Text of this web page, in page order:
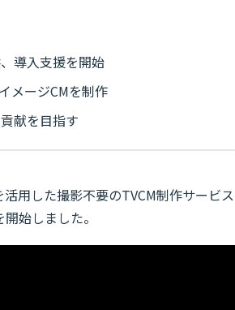
導入支援を開始
メージCMを制作
献を目指す
用した撮影不要のTVCM制作サービス
始しました。